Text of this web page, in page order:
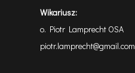
Wikariusz:
o. Piotr Lamprecht OSA
piotr.lamprecht@gmail.com